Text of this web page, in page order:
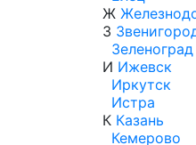
Ж
З
Зеленоград
И Ижевск
Иркутск
Истра
К Казань
Кемерово